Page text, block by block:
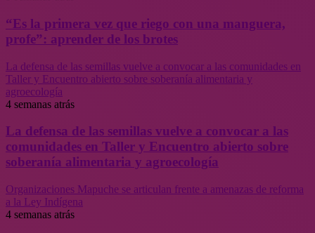
“Es la primera vez que riego con una manguera,
profe”: aprender de los brotes
La defensa de las semillas vuelve a convocar a las comunidades en
Taller y Encuentro abierto sobre soberanía alimentaria y
agroecología
4 semanas atrás
La defensa de las semillas vuelve a convocar a las
comunidades en Taller y Encuentro abierto sobre
soberanía alimentaria y agroecología
Organizaciones Mapuche se articulan frente a amenazas de reforma
a la Ley Indígena
4 semanas atrás